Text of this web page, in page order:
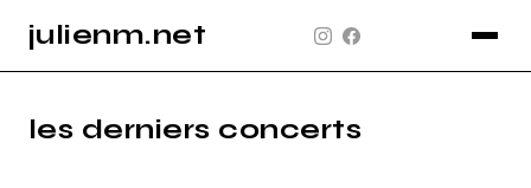
julienm.net
CONCERT
GLASTONBURY
les derniers concerts